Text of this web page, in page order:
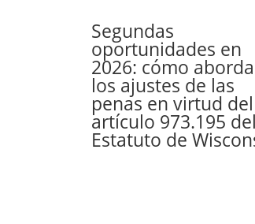
Segundas
oportunidades en
2026: cómo
los ajustes de las
penas en virtud del
artículo 973.195 del
Estatuto de